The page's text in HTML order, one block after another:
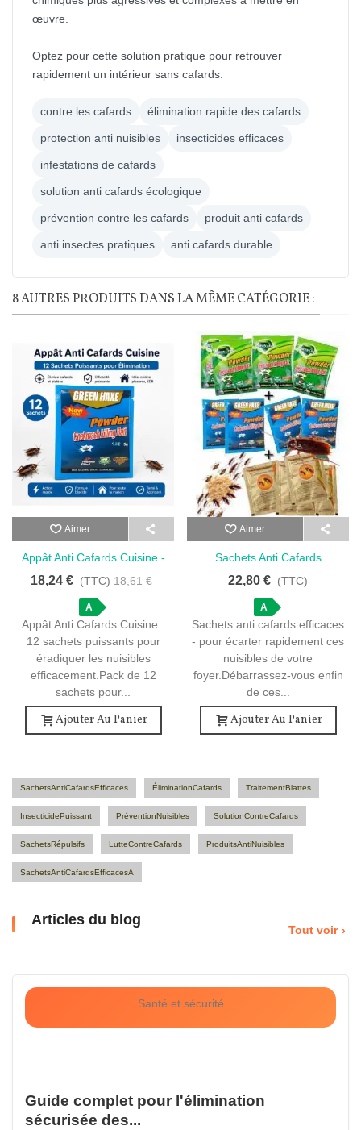
œuvre.
Optez pour cette solution pratique pour retrouver
rapidement un intérieur sans cafards.
contre les cafards élimination rapide des cafards
protection anti nuisibles insecticides efficaces
infestations de cafards
solution anti cafards écologique
prévention contre les cafards produit anti cafards
anti insectes pratiques anti cafards durable
8 AUTRES PRODUITS DANS LA MÊME CATÉGORIE :
Aimer
Appât Anti Cafards Cuisine -
12 Sachets Puissants Pour
Élimination
18,24 € (TTC) 18,61 €
A
Appât Anti Cafards Cuisine :
12 sachets puissants pour
éradiquer les nuisibles
efficacement.Pack de 12
sachets pour...
Ajouter Au Panier
Aimer
Sachets Anti Cafards
Efficaces - Solution Complète
De 12 Sachets
22,80 € (TTC)
A
Sachets anti cafards efficaces
- pour écarter rapidement ces
nuisibles de votre
foyer.Débarrassez-vous enfin
de ces...
Ajouter Au Panier
SachetsAntiCafardsEfficaces ÉliminationCafards TraitementBlattes
InsecticidePuissant PréventionNuisibles SolutionContreCafards
SachetsRépulsifs LutteContreCafards ProduitsAntiNuisibles
SachetsAntiCafardsEfficacesA
Articles du blog
Tout voir
Santé et sécurité
Guide complet pour l'élimination
sécurisée des...